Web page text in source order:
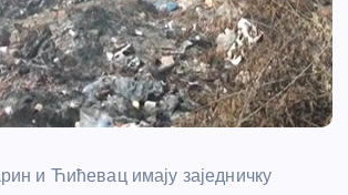
и Ћићевац имају заједничку